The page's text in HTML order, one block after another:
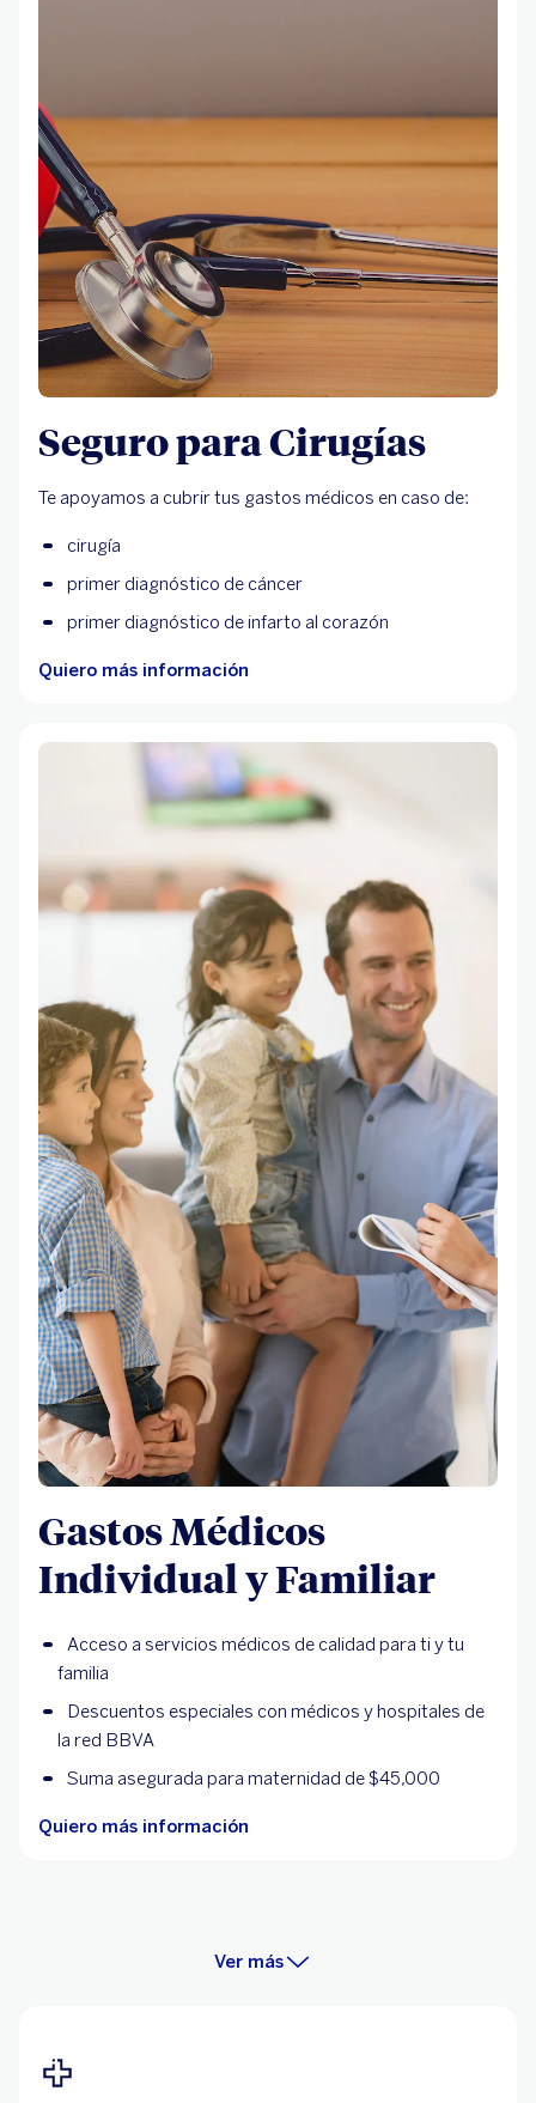
Seguro para Cirugías
Te apoyamos a cubrir tus gastos médicos en caso de:
cirugía
primer diagnóstico de cáncer
primer diagnóstico de infarto al corazón
Quiero más información
Gastos Médicos
Individual y Familiar
Acceso a servicios médicos de calidad para ti y tu
familia
Descuentos especiales con médicos y hospitales de
la red BBVA
Suma asegurada para maternidad de $45,000
Quiero más información
Ver más